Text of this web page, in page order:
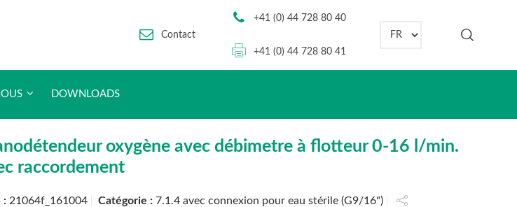
Contact
+41 (0) 44 728 80 40
+41 (0) 44 728 80 41
DOWNLOADS
oxygène avec débimetre à flotteur 0-16 l/min.
raccordement
: 21064f_161004 Catégorie :7.1.4 avec connexion pour eau stérile (G9/16")